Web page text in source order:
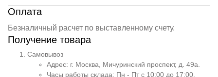
Оплата
Безналичный расчет по выставленному счету.
Получение товара
Самовывоз
Адрес: г. Москва, Мичуринский проспект, д. 49а.
Часы работы склада: Пн - Пт с 10:00 до 17:00.